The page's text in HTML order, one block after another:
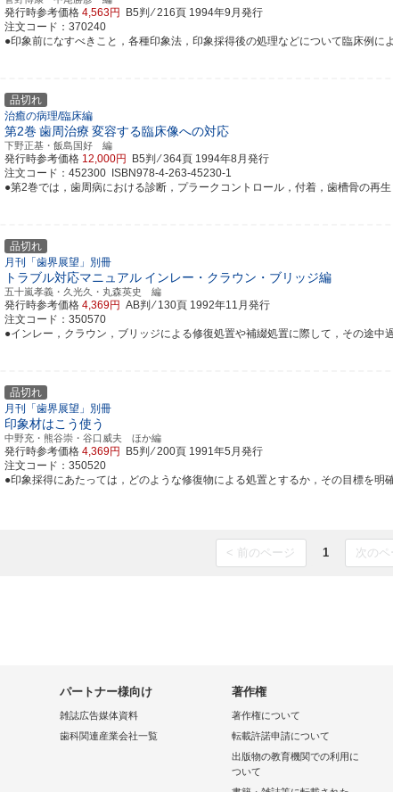
発行時参考価格 4,563円 B5判 ⁄ 216頁 1994年9月発行
注文コード：370240
●印象前になすべきこと，各種印象法，印象採得後の処理などについて臨床例に
品切れ
治癒の病理/臨床編
第2巻 歯周治療 変容する臨床像への対応
下野正基・飯島国好 編
発行時参考価格 12,000円 B5判 ⁄ 364頁 1994年8月発行
注文コード：452300 ISBN978-4-263-45230-1
●第2巻では，歯周病における診断，プラークコントロール，付着，歯槽骨の再
品切れ
月刊「歯界展望」別冊
トラブル対応マニュアル インレー・クラウン・ブリッジ編
五十嵐孝義・久光久・丸森英史 編
発行時参考価格 4,369円 AB判 ⁄ 130頁 1992年11月発行
注文コード：350570
●インレー，クラウン，ブリッジによる修復処置や補綴処置に際して，その途中
品切れ
月刊「歯界展望」別冊
印象材はこう使う
中野充・熊谷崇・谷口威夫 ほか編
発行時参考価格 4,369円 B5判 ⁄ 200頁 1991年5月発行
注文コード：350520
●印象採得にあたっては，どのような修復物による処置とするか，その目標を明
< 前のページ 1 次の
パートナー様向け
雑誌広告媒体資料
歯科関連産業会社一覧
著作権
著作権について
転載許諾申請について
出版物の教育機関での利用に
ついて